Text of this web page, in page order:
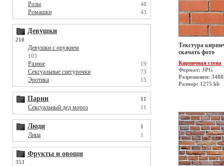
Розы 48
Ромашки 43
Девушки
210
Девушки с оружием
103
Разное 19
Сексуальные снегурочки 73
Эротика 15
Парни 11
Сексуальный дед мороз 11
Люди 1
Лица 1
Фрукты и овощи
353
Текстура
скачать фото
Кирпичная стена
Формат: JPG
Разрешеиен:
Размер: 1275 kb